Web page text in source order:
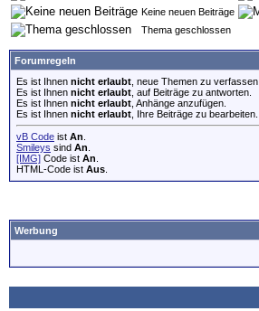
Keine neuen Beiträge
Thema geschlossen
Forumregeln
Es ist Ihnen nicht erlaubt , neue Themen zu verfassen.
Es ist Ihnen nicht erlaubt , auf Beiträge zu antworten.
Es ist Ihnen nicht erlaubt , Anhänge anzufügen.
Es ist Ihnen nicht erlaubt , Ihre Beiträge zu bearbeiten.
vB Code ist An
Smileys sind An
[IMG] Code ist An
HTML-Code ist Aus
Werbung